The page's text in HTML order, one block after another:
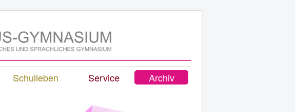
Schulleben Service Archiv